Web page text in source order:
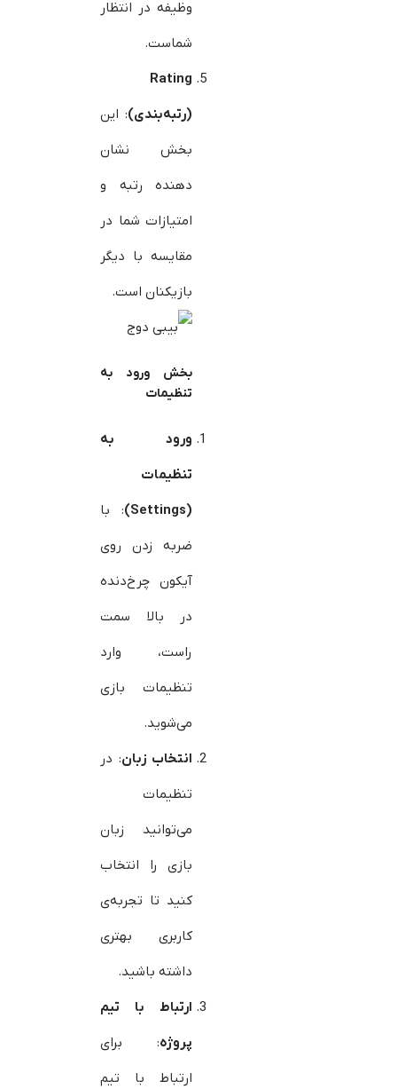
وظیفه در انتظار
شماست.
Rating
(رتبه‌بندی): این
بخش نشان
دهنده رتبه و
امتیازات شما در
مقایسه با دیگر
بازیکنان است.
بخش‌ ورود به
تنظیمات
ورود به
تنظیمات
(Settings)
: با
ضربه زدن روی
آیکون چرخ‌دنده
در بالا سمت
راست، وارد
تنظیمات بازی
می‌شوید.
انتخاب زبان: در
تنظیمات
می‌توانید زبان
بازی را انتخاب
کنید تا تجربه‌ی
کاربری بهتری
داشته باشید.
ارتباط با تیم
پروژه: برای
ارتباط با تیم